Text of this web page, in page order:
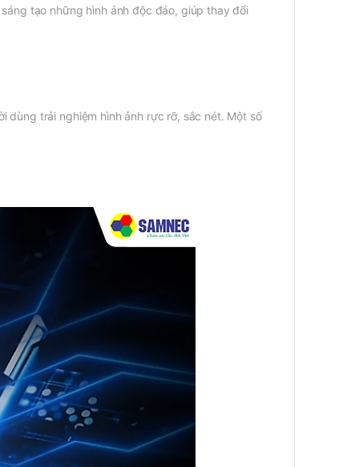
tạo những hình ảnh độc đáo, giúp thay đổi
dùng trải nghiệm hình ảnh rực rỡ, sắc nét. Một số